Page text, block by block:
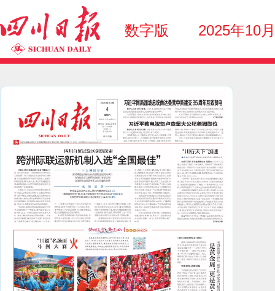
数字版 2025年10